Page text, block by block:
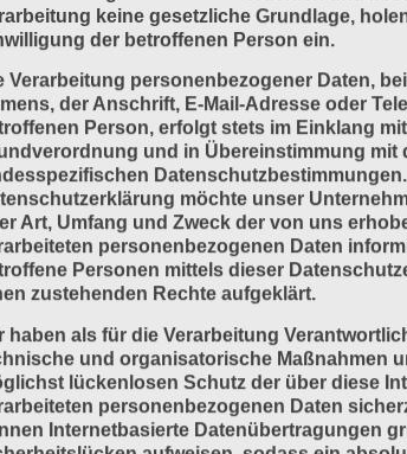
keine gesetzliche Grundlage,
der betroffenen Person ein.
Verarbeitung personenbezogener Daten,
der Anschrift, E-Mail-Adresse oder
Person, erfolgt stets im Einklang
und in Übereinstimmung mit
möchte unser
Art, Umfang und Zweck der von uns
personenbezogenen Daten
Personen mittels dieser
zustehenden Rechte aufgeklärt.
haben als für die Verarbeitung
und organisatorische Maßnahmen
lückenlosen Schutz der über diese
personenbezogenen Daten
Internetbasierte Datenübertragungen